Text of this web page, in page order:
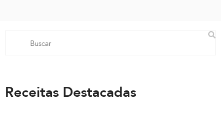
Receitas Destacadas